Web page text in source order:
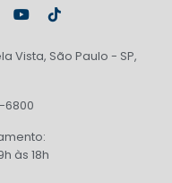
Vista, São Paulo - SP,
6800
às 18h